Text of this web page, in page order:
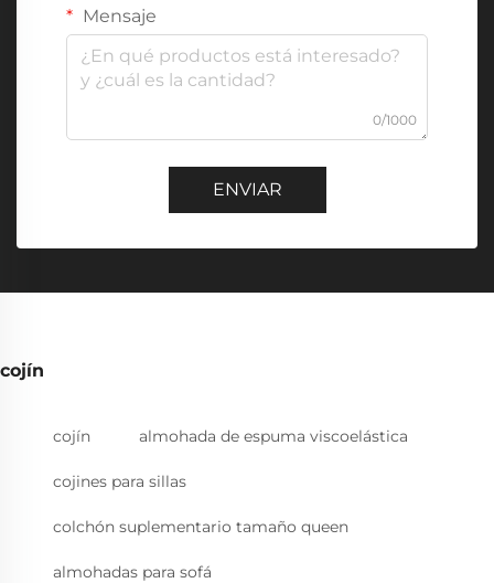
Mensaje
0/1000
ENVIAR
cojín
cojín almohada de espuma viscoelástica
cojines para sillas
colchón suplementario tamaño queen
almohadas para sofá